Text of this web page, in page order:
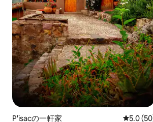
P'isacの一軒家 レビュ
5.0